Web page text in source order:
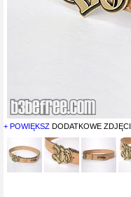
+ POWIĘKSZ DODATKOWE